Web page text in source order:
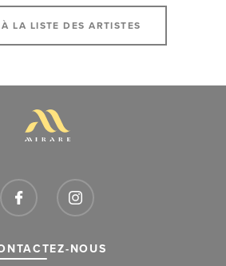
LA LISTE DES ARTISTES
NOUS